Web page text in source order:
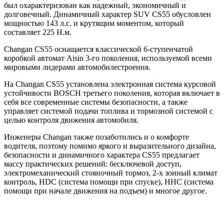
был охарактеризован как надежный, экономичный и
долговечный. Динамичный характер SUV CS55 обусловлен
мощностью 143 л.с. и крутящим моментом, который
составляет 225 Н.м.
Changan CS55 оснащается классической 6-ступенчатой
коробкой автомат Aisin 3-го поколения, используемой всеми
мировыми лидерами автомобилестроения.
На Changan CS55 установлена электронная система курсовой
устойчивости BOSCH третьего поколения, которая включает в
себя все современные системы безопасности, а также
управляет системой подачи топлива и тормозной системой с
целью контроля движения автомобиля.
Инженеры Changan также позаботились и о комфорте
водителя, поэтому помимо яркого и выразительного дизайна,
безопасности и динамичного характера CS55 предлагает
массу практических решений: бесключевой доступ,
электромеханический стояночный тормоз, 2-х зонный климат
контроль, HDC (система помощи при спуске), HHC (система
помощи при начале движения на подъем) и многое другое.